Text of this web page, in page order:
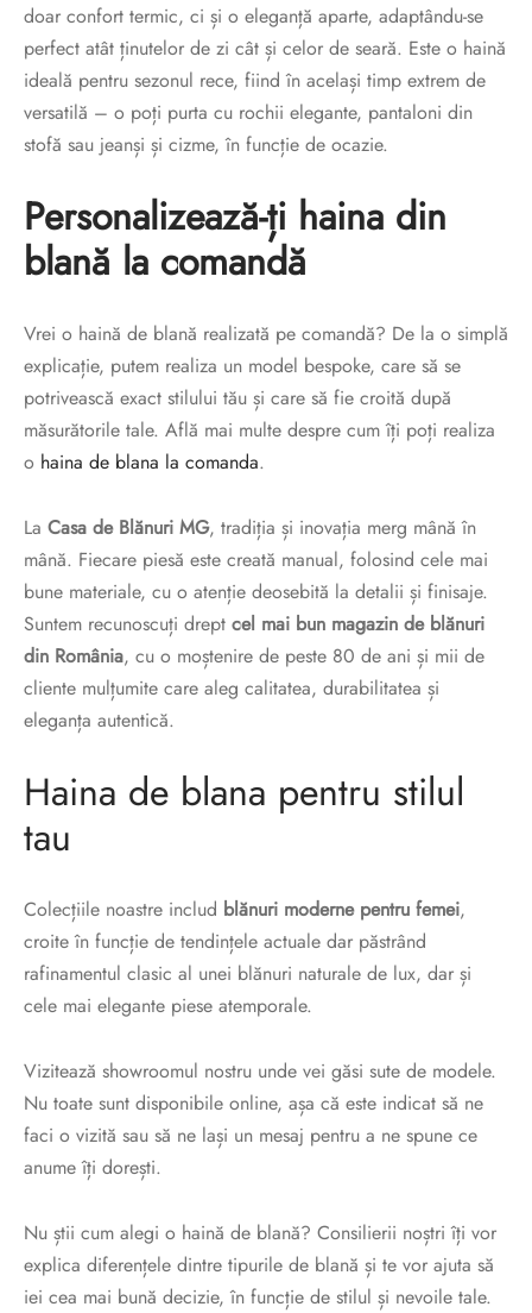
doar confort termic, ci și o eleganță aparte, adaptându-se
perfect atât ținutelor de zi cât și celor de seară. Este o haină
ideală pentru sezonul rece, fiind în același timp extrem de
versatilă – o poți purta cu rochii elegante, pantaloni din
stofă sau jeanși și cizme, în funcție de ocazie.
Personalizează-ți haina din
blană la comandă
Vrei o haină de blană realizată pe comandă? De la o simplă
explicație, putem realiza un model bespoke, care să se
potrivească exact stilului tău și care să fie croită după
măsurătorile tale. Află mai multe despre cum îți poți realiza
o haina de blana la comanda.
La Casa de Blănuri MG, tradiția și inovația merg mână în
mână. Fiecare piesă este creată manual, folosind cele mai
bune materiale, cu o atenție deosebită la detalii și finisaje.
Suntem recunoscuți drept cel mai bun magazin de blănuri
din România, cu o moștenire de peste 80 de ani și mii de
cliente mulțumite care aleg calitatea, durabilitatea și
eleganța autentică.
Haina de blana pentru stilul
tau
Colecțiile noastre includ blănuri moderne pentru femei,
croite în funcție de tendințele actuale dar păstrând
rafinamentul clasic al unei blănuri naturale de lux, dar și
cele mai elegante piese atemporale.
Vizitează showroomul nostru unde vei găsi sute de modele.
Nu toate sunt disponibile online, așa că este indicat să ne
faci o vizită sau să ne lași un mesaj pentru a ne spune ce
anume îți dorești.
Nu știi cum alegi o haină de blană? Consilierii noștri îți vor
explica diferențele dintre tipurile de blană și te vor ajuta să
iei cea mai bună decizie, în funcție de stilul și nevoile tale.